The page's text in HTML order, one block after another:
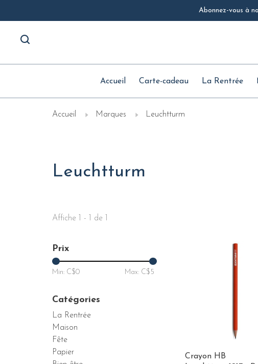
Abonnez-vous à
Accueil Carte-cadeau La Rentrée
Accueil Marques Leuchtturm
Leuchtturm
Affiche 1 - 1 de 1
Prix
Min: C$0 Max: C$ 5
Catégories
La Rentrée
Maison
Fête
Papier
Crayon HB